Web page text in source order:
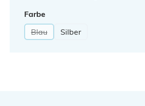
Farbe
Blau
(Diese Option ist zurzeit nicht
Silber